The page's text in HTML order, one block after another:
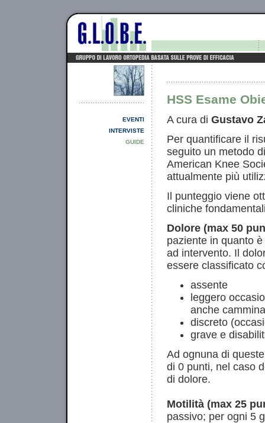
EVENTI
INTERVISTE
GUIDE
HSS Esame
A cura di Gustavo
Per quantificare il
seguito un metodo
American Knee
attualmente più
Il punteggio viene
cliniche
Dolore (max 50
paziente in quanto
ad intervento. Il
essere classificato
assente
leggero
anche
discreto
grave e
Ad ognuna di
di 0 punti, nel caso
di dolore.
Motilità (max 25
passivo; per ogni 5